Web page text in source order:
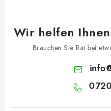
Wir helfen
Brauchen Sie Rat bei
info